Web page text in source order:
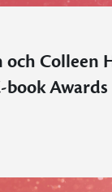
och Colleen
book Awards